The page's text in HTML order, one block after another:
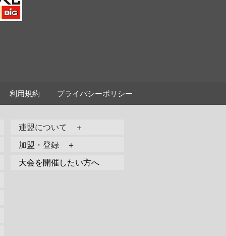
利用規約 プライバシーポリシー
連盟について ＋
加盟・登録 ＋
大会を開催したい方へ